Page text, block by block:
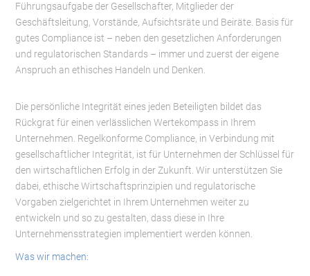
Führungsaufgabe der Gesellschafter, Mitglieder der
Geschäftsleitung, Vorstände, Aufsichtsräte und Beiräte. Basis für
gutes Compliance ist – neben den gesetzlichen Anforderungen
und regulatorischen Standards – immer und zuerst der eigene
Anspruch an ethisches Handeln und Denken.
Die persönliche Integrität eines jeden Beteiligten bildet das
Rückgrat für einen verlässlichen Wertekompass in Ihrem
Unternehmen. Regelkonforme Compliance, in Verbindung mit
gesellschaftlicher Integrität, ist für Unternehmen der Schlüssel für
den wirtschaftlichen Erfolg in der Zukunft. Wir unterstützen Sie
dabei, ethische Wirtschaftsprinzipien und regulatorische
Vorgaben zielgerichtet in Ihrem Unternehmen weiter zu
entwickeln und so zu gestalten, dass diese in Ihre
Unternehmensstrategien implementiert werden können.
Was wir machen: